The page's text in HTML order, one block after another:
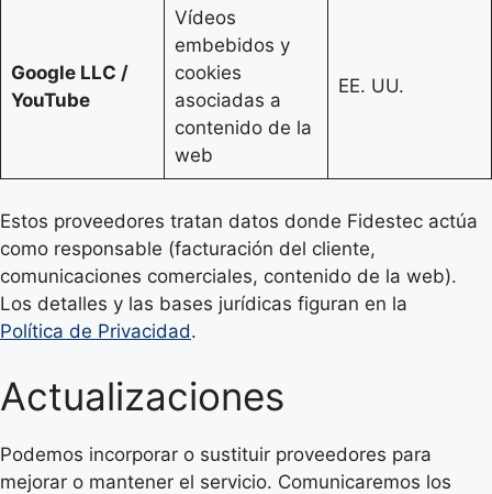
Google LLC /
YouTube
Vídeos
embebidos y
cookies
asociadas a
contenido de la
web
EE. UU.
Estos proveedores tratan datos donde Fidestec actúa
como responsable (facturación del cliente,
comunicaciones comerciales, contenido de la web).
Los detalles y las bases jurídicas figuran en la
Política de Privacidad.
Actualizaciones
Podemos incorporar o sustituir proveedores para
mejorar o mantener el servicio. Comunicaremos los